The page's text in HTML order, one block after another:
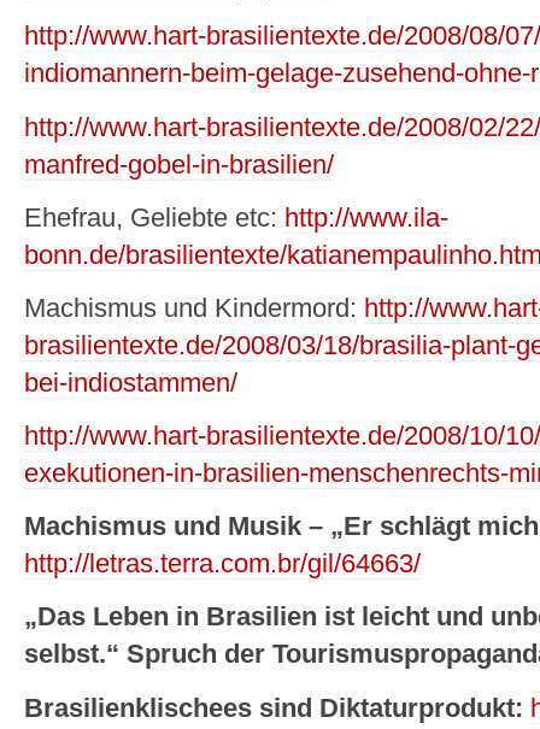
http://www.hart-brasilientexte.de/2008/08/
indiomannern-beim-gelage-zusehend-
http://www.hart-brasilientexte.de/2008/02/
manfred-gobel-in-brasilien/
Ehefrau, Geliebte etc: http://www.ila-
bonn.de/brasilientexte/
Machismus und Kindermord: http://
brasilientexte.de/2008/03/18/brasilia-plant-
bei-indiostammen/
http://www.hart-brasilientexte.de/2008/10/
exekutionen-in-brasilien-menschenrechts-
Machismus und Musik – „Er schlägt
http://letras.terra.com.br/gil/64663/
„Das Leben in Brasilien ist leicht und
selbst.“ Spruch der
Brasilienklischees sind Diktaturprodukt: